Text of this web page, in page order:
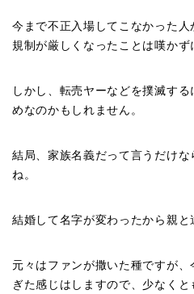
今まで不正入場してこなかった
規制が厳しくなったことは嘆かず
しかし、転売ヤーなどを撲滅す
めなのかもしれません。
結局、家族名義だって言うだけ
ね。
結婚して名字が変わったから親と
元々はファンが撒いた種ですが
ぎた感じはしますので、少なく